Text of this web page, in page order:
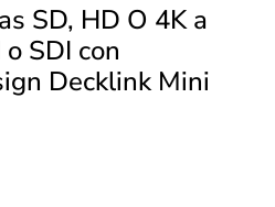
SD, HD O 4K a
SDI con
Decklink Mini